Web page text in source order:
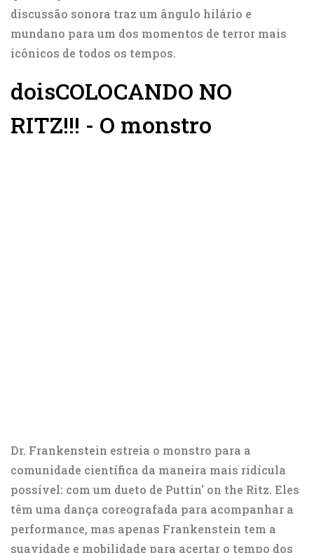
discussão sonora traz um ângulo hilário e
mundano para um dos momentos de terror mais
icônicos de todos os tempos.
doisCOLOCANDO NO
RITZ!!! - O monstro
Dr. Frankenstein estreia o monstro para a
comunidade científica da maneira mais ridícula
possível: com um dueto de Puttin' on the Ritz. Eles
têm uma dança coreografada para acompanhar a
performance, mas apenas Frankenstein tem a
suavidade e mobilidade para acertar o tempo dos